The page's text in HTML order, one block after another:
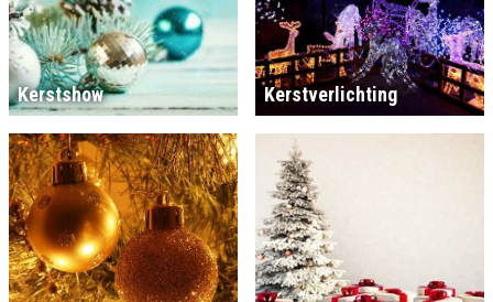
Kerstshow Kerstverlichting